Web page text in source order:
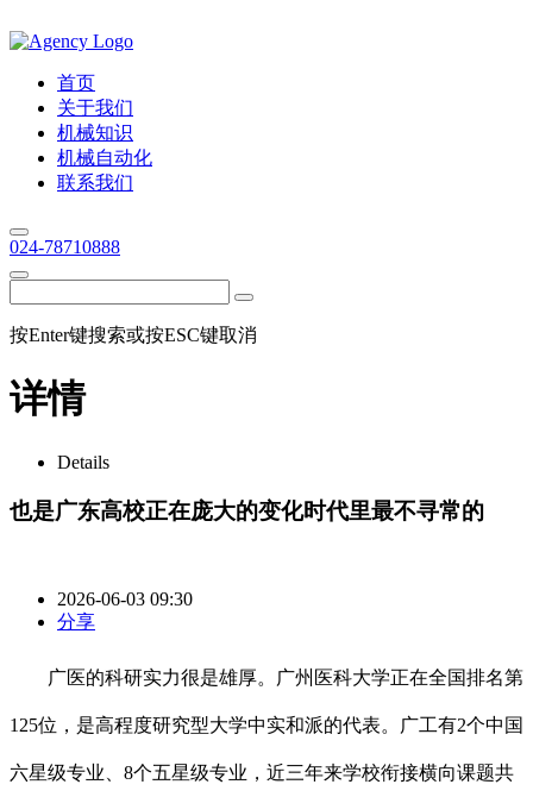
首页
关于我们
机械知识
机械自动化
联系我们
024-78710888
按Enter键搜索或按ESC键取消
详情
Details
也是广东高校正在庞大的变化时代里最不寻常的
2026-06-03 09:30
分享
广医的科研实力很是雄厚。广州医科大学正在全国排名第
125位，是高程度研究型大学中实和派的代表。广工有2个中国
六星级专业、8个五星级专业，近三年来学校衔接横向课题共